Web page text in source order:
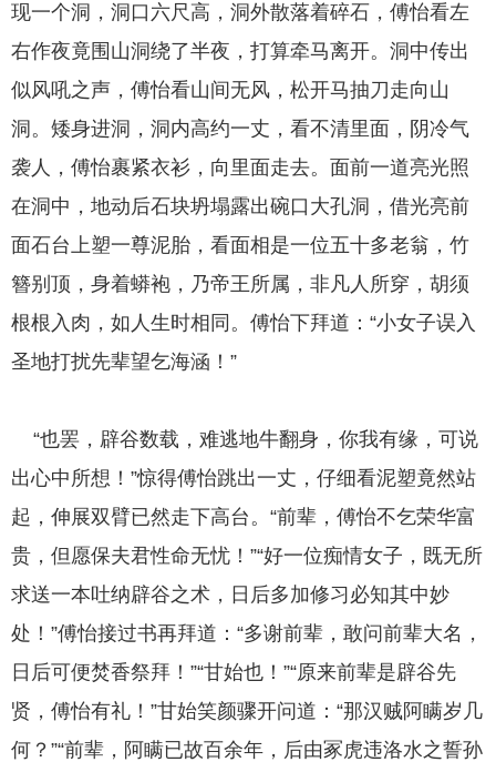
现一个洞，洞口六尺高，洞外散落着碎石，傅怡看左
右作夜竟围山洞绕了半夜，打算牵马离开。洞中传出
似风吼之声，傅怡看山间无风，松开马抽刀走向山
洞。矮身进洞，洞内高约一丈，看不清里面，阴冷气
袭人，傅怡裹紧衣衫，向里面走去。面前一道亮光照
在洞中，地动后石块坍塌露出碗口大孔洞，借光亮前
面石台上塑一尊泥胎，看面相是一位五十多老翁，竹
簪别顶，身着蟒袍，乃帝王所属，非凡人所穿，胡须
根根入肉，如人生时相同。傅怡下拜道：“小女子误入
圣地打扰先辈望乞海涵！”
“也罢，辟谷数载，难逃地牛翻身，你我有缘，可说
出心中所想！”惊得傅怡跳出一丈，仔细看泥塑竟然站
起，伸展双臂已然走下高台。“前辈，傅怡不乞荣华富
贵，但愿保夫君性命无忧！”“好一位痴情女子，既无所
求送一本吐纳辟谷之术，日后多加修习必知其中妙
处！”傅怡接过书再拜道：“多谢前辈，敢问前辈大名，
日后可便焚香祭拜！”“甘始也！”“原来前辈是辟谷先
贤，傅怡有礼！”甘始笑颜骤开问道：“那汉贼阿瞒岁几
何？”“前辈，阿瞒已故百余年，后由冢虎违洛水之誓孙